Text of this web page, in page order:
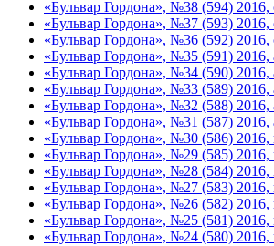
«Бульвар Гордона», №38 (594) 2016,
«Бульвар Гордона», №37 (593) 2016,
«Бульвар Гордона», №36 (592) 2016,
«Бульвар Гордона», №35 (591) 2016,
«Бульвар Гордона», №34 (590) 2016,
«Бульвар Гордона», №33 (589) 2016,
«Бульвар Гордона», №32 (588) 2016,
«Бульвар Гордона», №31 (587) 2016,
«Бульвар Гордона», №30 (586)
«Бульвар Гордона», №29 (585)
«Бульвар Гордона», №28 (584)
«Бульвар Гордона», №27 (583)
«Бульвар Гордона», №26 (582)
«Бульвар Гордона», №25 (581)
«Бульвар Гордона», №24 (580)